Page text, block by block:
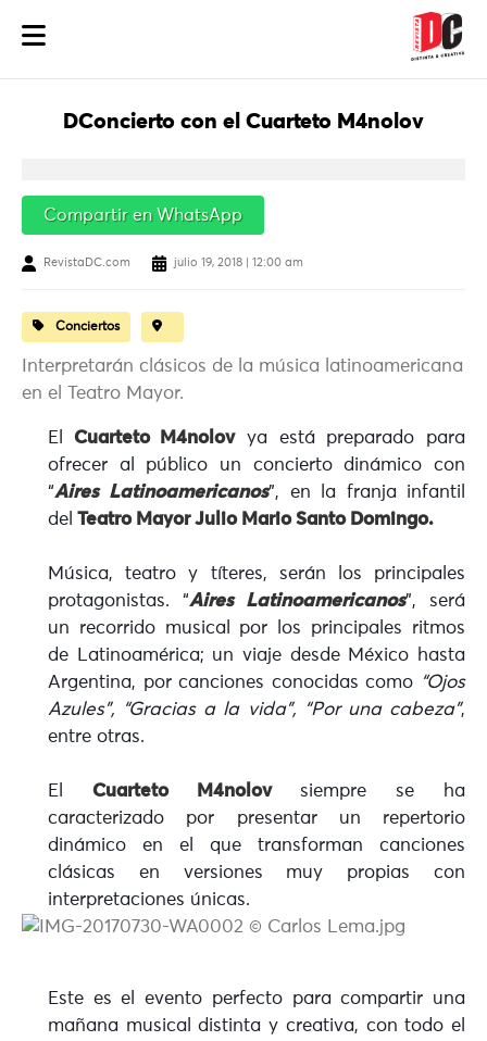
DConcierto con el Cuarteto M4nolov
Compartir en WhatsApp
RevistaDC.com julio 19, 2018 | 12:00 am
Conciertos
Interpretarán clásicos de la música latinoamericana
en el Teatro Mayor.
El Cuarteto M4nolovya está preparado para
ofrecer al público un concierto dinámico con
“Aires Latinoamericanos”, en la franja infantil
del Teatro Mayor Julio Mario Santo Domingo.
Música, teatro y títeres, serán los principales
protagonistas. “Aires Latinoamericanos”, será
un recorrido musical por los principales ritmos
de Latinoamérica; un viaje desde México hasta
Argentina, por canciones conocidas como “Ojos
Azules”, “Gracias a la vida”, “Por una cabeza”,
entre otras.
El Cuarteto M4nolov siempre se ha
caracterizado por presentar un repertorio
dinámico en el que transforman canciones
clásicas en versiones muy propias con
interpretaciones únicas.
Este es el evento perfecto para compartir una
mañana musical distinta y creativa, con todo el